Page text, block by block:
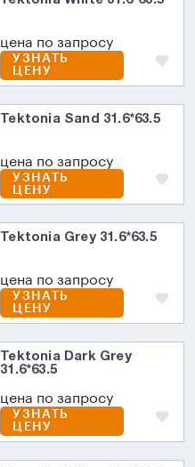
цена по запросу
УЗНАТЬ
ЦЕНУ
Tektonia Sand 31.6*63.5
цена по запросу
УЗНАТЬ
ЦЕНУ
Tektonia Grey 31.6*63.5
цена по запросу
УЗНАТЬ
ЦЕНУ
Tektonia Dark Grey
31.6*63.5
цена по запросу
УЗНАТЬ
ЦЕНУ